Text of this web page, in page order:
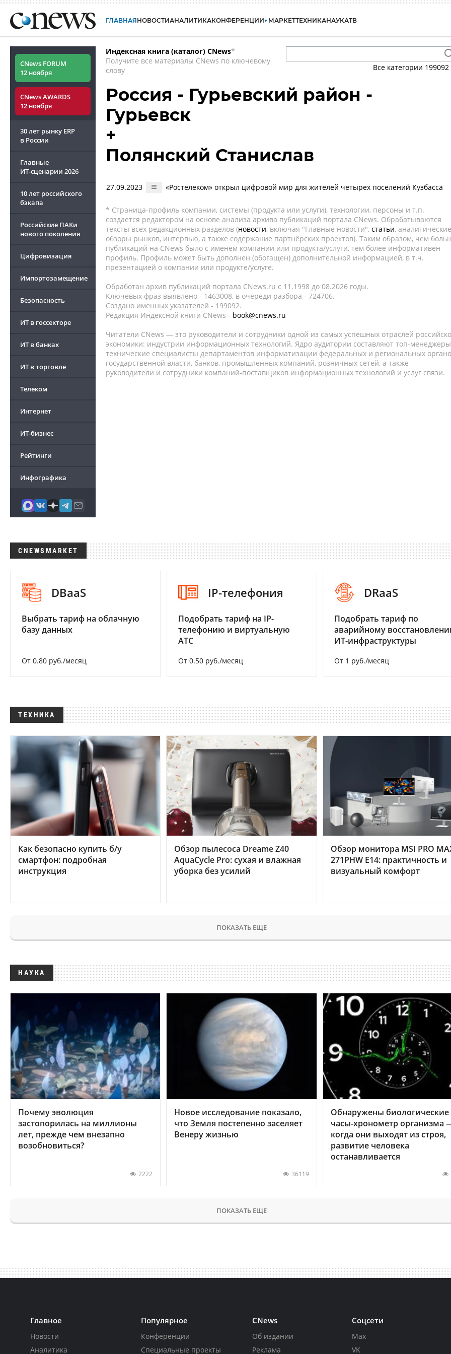
ГЛАВНАЯНОВОСТИАНАЛИТИКАКОНФЕРЕНЦИИ МАРКЕТТЕХНИКАНАУКАТВ
CNews FORUM
12 ноября
CNews AWARDS
12 ноября
30 лет рынку ERP
в России
Главные
ИТ-сценарии 2026
10 лет российского
бэкапа
Российские ПАКи
нового поколения
Цифровизация
Импортозамещение
Безопасность
ИТ в госсекторе
ИТ в банках
ИТ в торговле
Телеком
Интернет
ИТ-бизнес
Рейтинги
Инфографика
Индексная книга (каталог) CNews*
Получите все материалы CNews по ключевому
слову
Все категории 199092
Россия - Гурьевский район -
Гурьевск
+
Полянский Станислав
27.09.2023 «Ростелеком» открыл цифровой мир для жителей четырех поселений Кузбасса
* Страница-профиль компании, системы (продукта или услуги), технологии, персоны и т.п.
создается редактором на основе анализа архива публикаций портала CNews. Обрабатываются
тексты всех редакционных разделов (новости, включая "Главные новости", статьи, аналитические
обзоры рынков, интервью, а также содержание партнёрских проектов). Таким образом, чем
публикаций на CNews было с именем компании или продукта/услуги, тем более информативен
профиль. Профиль может быть дополнен (обогащен) дополнительной информацией, в т.ч.
презентацией о компании или продукте/услуге.
Обработан архив публикаций портала CNews.ru c 11.1998 до 08.2026 годы.
Ключевых фраз выявлено - 1463008, в очереди разбора - 724706.
Создано именных указателей - 199092.
Редакция Индексной книги CNews - book@cnews.ru
Читатели CNews — это руководители и сотрудники одной из самых успешных отраслей
экономики: индустрии информационных технологий. Ядро аудитории составляют топ-
технические специалисты департаментов информатизации федеральных и региональных
государственной власти, банков, промышленных компаний, розничных сетей, а также
руководители и сотрудники компаний-поставщиков информационных технологий и услуг связи.
CNEWSMARKET
DBaaS
Выбрать тариф на облачную
базу данных
От 0.80 руб./месяц
IP-телефония
Подобрать тариф на IP-
телефонию и виртуальную
АТС
От 0.50 руб./месяц
DRaaS
Подобрать тариф по
аварийному
ИТ-инфраструктуры
От 1 руб./месяц
ТЕХНИКА
Как безопасно купить б/у
смартфон: подробная
инструкция
Обзор пылесоса Dreame Z40
AquaCycle Pro: сухая и влажная
уборка без усилий
Обзор монитора MSI PRO
271PHW E14: практичность и
визуальный комфорт
ПОКАЗАТЬ ЕЩЕ
НАУКА
Почему эволюция
застопорилась на миллионы
лет, прежде чем внезапно
возобновиться?
2222
Новое исследование показало,
что Земля постепенно заселяет
Венеру жизнью
36119
Обнаружены биологические
часы-хронометр организма
когда они выходят из строя,
развитие человека
останавливается
ПОКАЗАТЬ ЕЩЕ
Главное
Новости
Аналитика
Популярное
Конференции
Специальные проекты
CNews
Об издании
Реклама
Соцсети
Max
VK